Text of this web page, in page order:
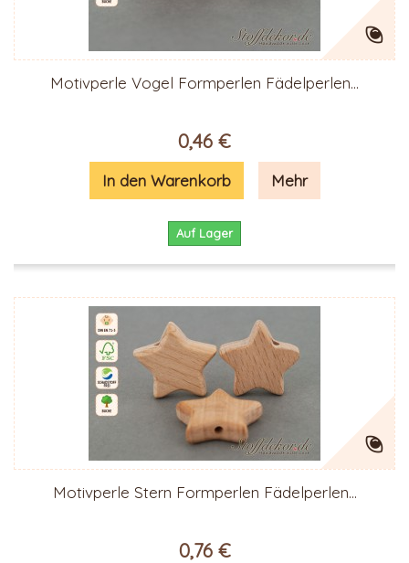
Motivperle Vogel Formperlen Fädelperlen...
0,46 €
In den Warenkorb Mehr
Auf Lager
Motivperle Stern Formperlen Fädelperlen...
0,76 €